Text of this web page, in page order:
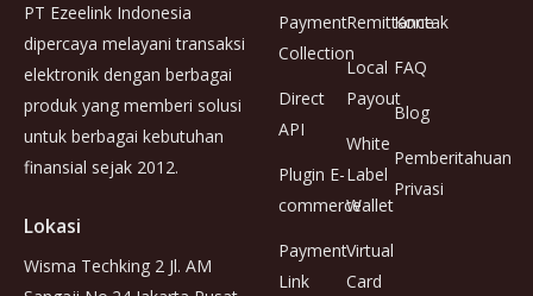
PT Ezeelink Indonesia
dipercaya melayani transaksi
elektronik dengan berbagai
produk yang memberi solusi
untuk berbagai kebutuhan
finansial sejak 2012.
Lokasi
Wisma Techking 2 Jl. AM
Payment
Collection
Direct
API
Plugin E-
commerce
Payment
Link
Remittance
Local
Payout
White
Label
Wallet
Virtual
Card
Kontak
FAQ
Blog
Pemberitahuan
Privasi